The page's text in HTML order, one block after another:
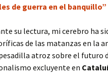
de guerra en el banquillo”
su lectura, mi cerebro ha
de las matanzas en la
atroz sobre el futuro
excluyente en